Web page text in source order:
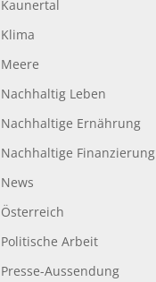
Kaunertal
Klima
Meere
Nachhaltig Leben
Nachhaltige Ernährung
Nachhaltige Finanzierung
News
Österreich
Politische Arbeit
Presse-Aussendung